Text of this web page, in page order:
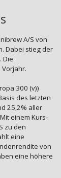
A/S von
Dabei stieg der
Die
300 (v))
des letzten
25,2% aller
einem Kurs-
zu den
eine
von
eine höhere